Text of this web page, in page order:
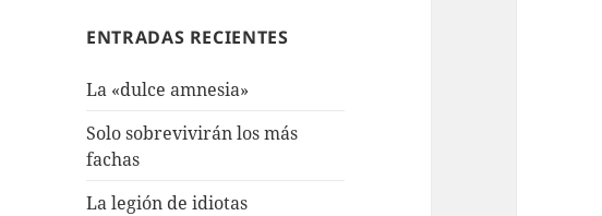
ENTRADAS RECIENTES
La «dulce amnesia»
Solo sobrevivirán los más
fachas
La legión de idiotas